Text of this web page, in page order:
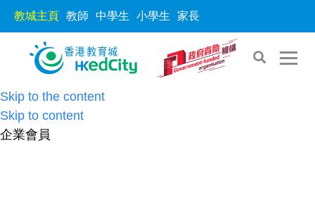
教城主頁 教師 中學生 小學生 家長
Skip to the content
Skip to content
企業會員